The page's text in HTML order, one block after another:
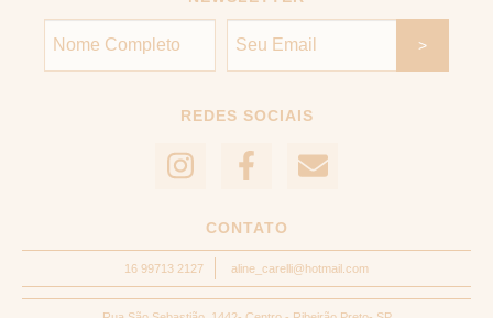
REDES SOCIAIS
CONTATO
16 99713 2127 aline_carelli@hotmail.com